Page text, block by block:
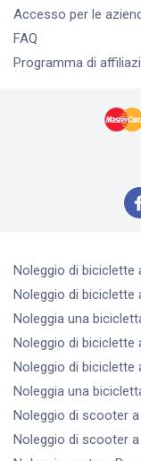
Accesso per le
FAQ
Programma di
Noleggio di biciclette
Noleggio di biciclette
Noleggia una
Noleggio di biciclette
Noleggio di biciclette
Noleggia una
Noleggio di scooter
Noleggio di scooter